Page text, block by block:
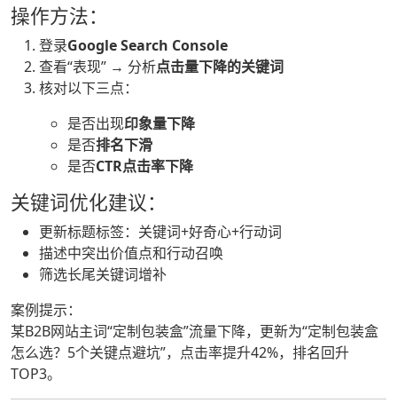
操作方法：
登录Google Search Console
查看“表现” → 分析点击量下降的关键词
核对以下三点：
是否出现印象量下降
是否排名下滑
是否CTR点击率下降
关键词优化建议：
更新标题标签：关键词+好奇心+行动词
描述中突出价值点和行动召唤
筛选长尾关键词增补
案例提示：
某B2B网站主词“定制包装盒”流量下降，更新为“定制包装盒
怎么选？5个关键点避坑”，点击率提升42%，排名回升
TOP3。